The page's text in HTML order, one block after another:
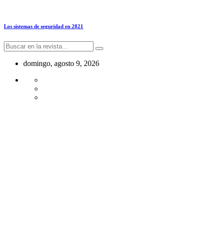
Los sistemas de seguridad en 2021
domingo, agosto 9, 2026